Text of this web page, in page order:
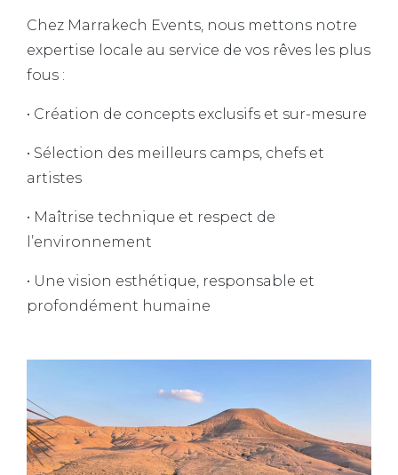
Chez Marrakech Events, nous mettons notre
expertise locale au service de vos rêves les plus
fous :
• Création de concepts exclusifs et sur-mesure
• Sélection des meilleurs camps, chefs et
artistes
• Maîtrise technique et respect de
l’environnement
• Une vision esthétique, responsable et
profondément humaine